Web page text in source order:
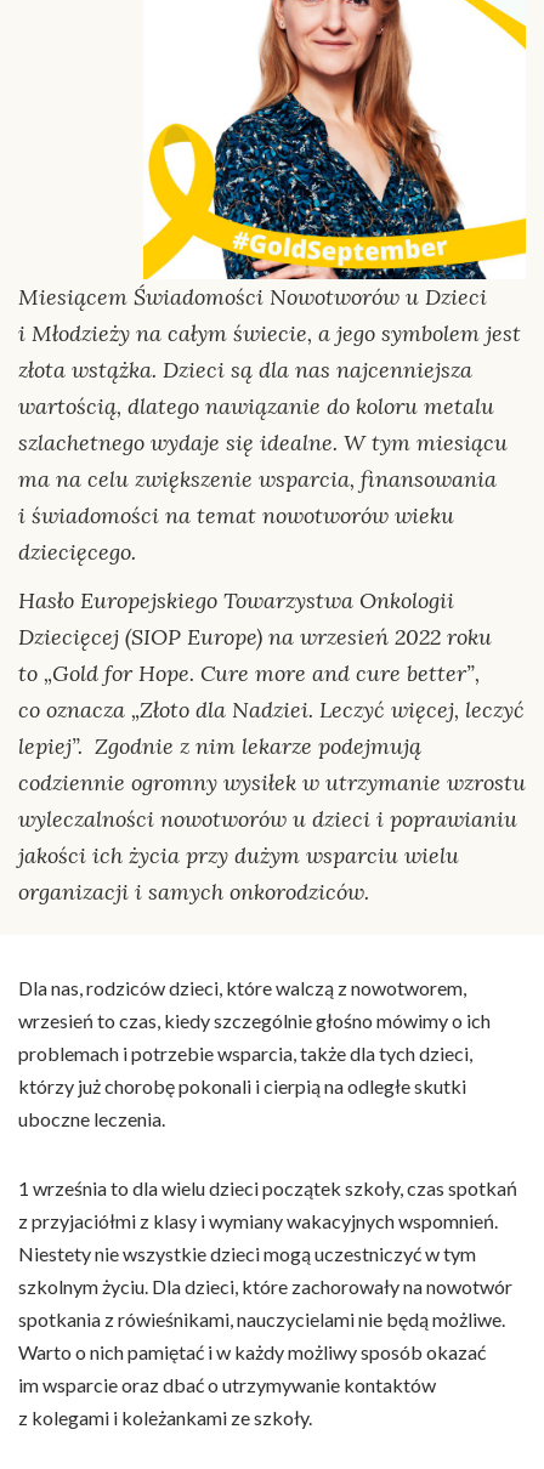
Miesiącem Świadomości Nowotworów u Dzieci
i Młodzieży na całym świecie, a jego symbolem jest
złota wstążka. Dzieci są dla nas najcenniejsza
wartością, dlatego nawiązanie do koloru metalu
szlachetnego wydaje się idealne. W tym miesiącu
ma na celu zwiększenie wsparcia, finansowania
i świadomości na temat nowotworów wieku
dziecięcego.
Hasło Europejskiego Towarzystwa Onkologii
Dziecięcej (SIOP Europe) na wrzesień 2022 roku
to „Gold for Hope. Cure more and cure better”,
co oznacza „Złoto dla Nadziei. Leczyć więcej, leczyć
lepiej”. Zgodnie z nim lekarze podejmują
codziennie ogromny wysiłek w utrzymanie wzrostu
wyleczalności nowotworów u dzieci i poprawianiu
jakości ich życia przy dużym wsparciu wielu
organizacji i samych onkorodziców.
Dla nas, rodziców dzieci, które walczą z nowotworem,
wrzesień to czas, kiedy szczególnie głośno mówimy o ich
problemach i potrzebie wsparcia, także dla tych dzieci,
którzy już chorobę pokonali i cierpią na odległe skutki
uboczne leczenia.
1 września to dla wielu dzieci początek szkoły, czas spotkań
z przyjaciółmi z klasy i wymiany wakacyjnych wspomnień.
Niestety nie wszystkie dzieci mogą uczestniczyć w tym
szkolnym życiu. Dla dzieci, które zachorowały na nowotwór
spotkania z rówieśnikami, nauczycielami nie będą możliwe.
Warto o nich pamiętać i w każdy możliwy sposób okazać
im wsparcie oraz dbać o utrzymywanie kontaktów
z kolegami i koleżankami ze szkoły.